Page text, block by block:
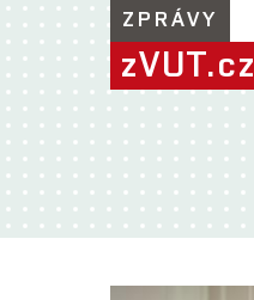
ZPRÁVY
zVUT.cz